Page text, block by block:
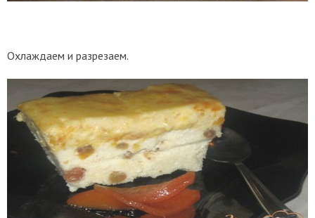
Охлаждаем и разрезаем.